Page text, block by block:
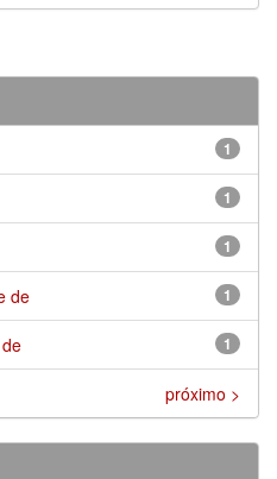
1
1
1
1
de
1
próximo >